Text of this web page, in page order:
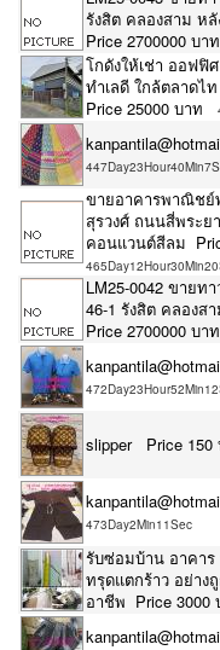
รังสิต คลองสาม ห
Price 2700000 บาท
โกดังให้เช่า ออฟฟิ
ทำเลดี ใกล้ตลาดไ
Price 25000 บาท
ขายอาคารพาณิชย์
สุรวงศ์ ถนนสี่พระ
คอนแวนต์สีลม
LM25-0042 ขายท
46-1 รังสิต คลองส
Price 2700000 บาท
slipper Price 150
473Day2Min11Sec
รับซ่อมบ้าน อาคา
ทรุดแตกร้าว อย่าง
อาชีพ Price 3000